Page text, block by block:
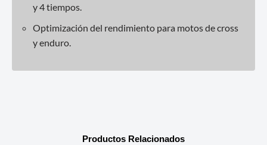
y 4 tiempos.
Optimización del rendimiento para motos de cross
y enduro.
Productos Relacionados